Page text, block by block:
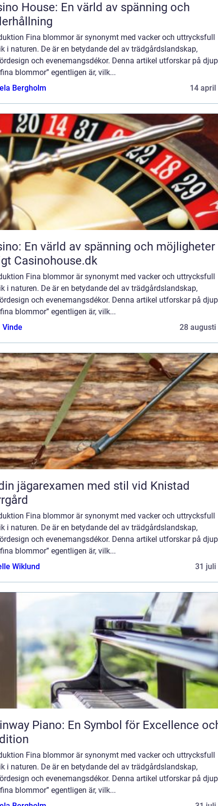
House: En värld av spänning och
Fina blommor är synonymt med vacker och uttrycksfull
i naturen. De är en betydande del av trädgårdslandskap,
och evenemangsdékor. Denna artikel utforskar på
blommor” egentligen är, vilk...
Bergholm
14 april
En värld av spänning och möjligheter
Casinohouse.dk
Fina blommor är synonymt med vacker och uttrycksfull
i naturen. De är en betydande del av trädgårdslandskap,
och evenemangsdékor. Denna artikel utforskar på
blommor” egentligen är, vilk...
Vinde
28 augusti
jägarexamen med stil vid Knistad
Fina blommor är synonymt med vacker och uttrycksfull
i naturen. De är en betydande del av trädgårdslandskap,
och evenemangsdékor. Denna artikel utforskar på
blommor” egentligen är, vilk...
Wiklund
31 juli
Piano: En Symbol för Excellence
Fina blommor är synonymt med vacker och uttrycksfull
i naturen. De är en betydande del av trädgårdslandskap,
och evenemangsdékor. Denna artikel utforskar på
blommor” egentligen är, vilk...